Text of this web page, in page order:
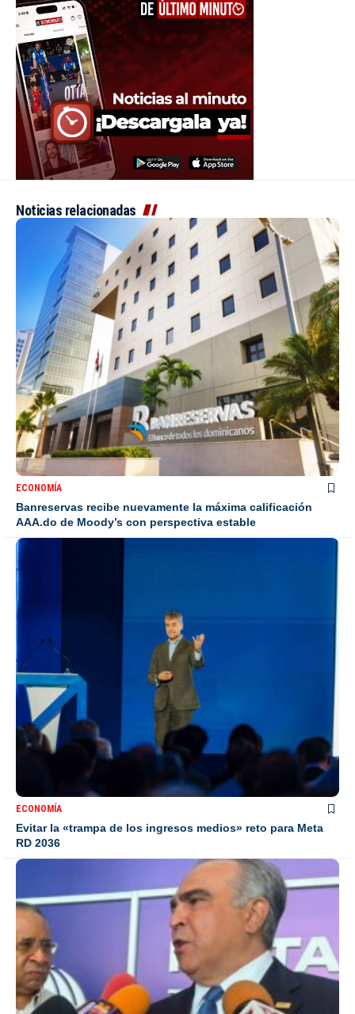
Noticias relacionadas
ECONOMÍA
Banreservas recibe nuevamente la máxima calificación
AAA.do de Moody’s con perspectiva estable
ECONOMÍA
Evitar la «trampa de los ingresos medios» reto para Meta
RD 2036